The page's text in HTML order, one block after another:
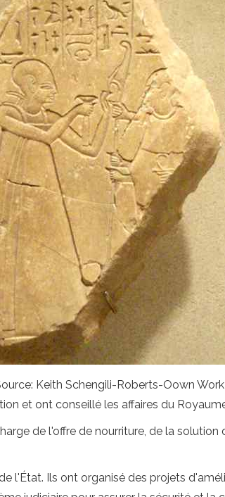
Keith Schengili-Roberts-Oown
et ont conseillé les affaires du
de l'offre de nourriture, de la
l'État. Ils ont organisé des projets